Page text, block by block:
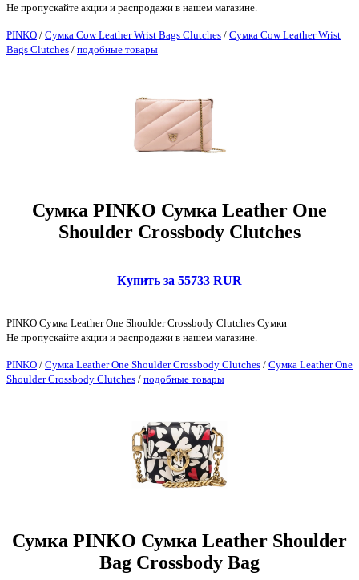
Не пропускайте акции и распродажи в нашем магазине.
PINKO / Сумка Cow Leather Wrist Bags Clutches / Сумка Cow Leather Wrist
Bags Clutches / подобные товары
Сумка PINKO Сумка Leather One
Shoulder Crossbody Clutches
Купить за 55733 RUR
PINKO Сумка Leather One Shoulder Crossbody Clutches Сумки
Не пропускайте акции и распродажи в нашем магазине.
PINKO / Сумка Leather One Shoulder Crossbody Clutches / Сумка Leather One
Shoulder Crossbody Clutches / подобные товары
Сумка PINKO Сумка Leather Shoulder
Bag Crossbody Bag